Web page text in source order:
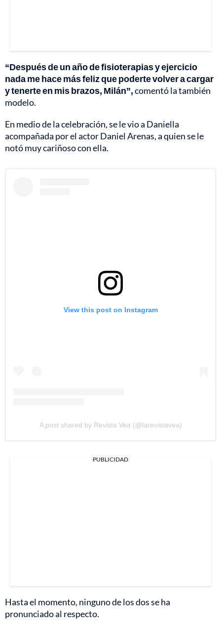
“Después de un año de fisioterapias y ejercicio
nada me hace más feliz que poderte volver a cargar
y tenerte en mis brazos, Milán”,comentó la también
modelo.
En medio de la celebración, se le vio a Daniella
acompañada por el actor Daniel Arenas, a quien se le
notó muy cariñoso con ella.
View this post on Instagram
A post shared by Revista Vea (@larevistavea)
PUBLICIDAD
Hasta el momento, ninguno de los dos se ha
pronunciado al respecto.